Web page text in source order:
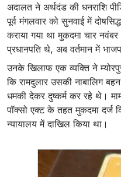
अदालत ने अर्थदंड की धनराशि
पूर्व मंगलवार को सुनवाई में
कराया गया था मुकदमा चार
प्रधानपति थे, अब वर्तमान में
उनके खिलाफ एक व्यक्ति ने
कि रामदुलार उसकी नाबालिग
धमकी देकर दुष्कर्म कर रहे थे।
पॉक्सो एक्ट के तहत मुकदमा दर्ज
न्यायालय में दाखिल किया था।